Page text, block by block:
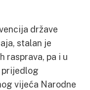
države
stalan je
rasprava, pa i u
prijedlog
vijeća Narodne